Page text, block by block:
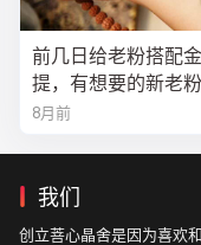
前几日给老粉搭配
提，有想要的新老
可以来排队
8月前
我们
创立菩心晶舍是因为喜欢